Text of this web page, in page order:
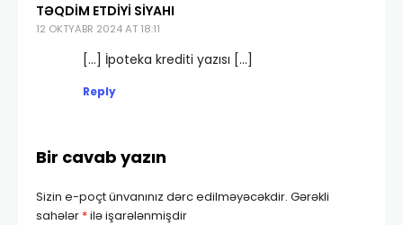
TƏQDIM ETDIYI SIYAHI
12 OKTYABR 2024 AT 18:11
[…] İpoteka krediti yazısı […]
Reply
Bir cavab yazın
Sizin e-poçt ünvanınız dərc edilməyəcəkdir. Gərəkli
sahələr *ilə işarələnmişdir